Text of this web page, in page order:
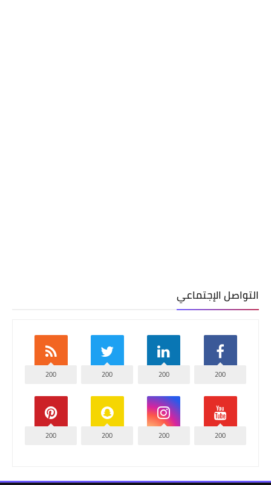
التواصل الإجتماعي
200
200
200
200
200
200
200
200